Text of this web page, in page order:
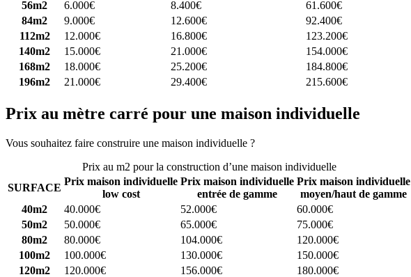
56m2
6.000€ 8.400€
61.600€
84m2
9.000€ 12.600€
92.400€
112m2
12.000€ 16.800€
123.200€
140m2
15.000€ 21.000€
154.000€
168m2
18.000€ 25.200€
184.800€
196m2
21.000€ 29.400€ 215.600€
Prix au mètre carré pour une maison individuelle
Vous souhaitez faire construire une maison individuelle ?
Prix au m2 pour la construction d’une maison individuelle
SURFACE
Prix maison individuelle
low cost
Prix maison individuelle
entrée de gamme
Prix maison individuelle
moyen/haut de gamme
40m2
40.000€ 52.000€
60.000€
50m2
50.000€ 65.000€
75.000€
80m2
80.000€ 104.000€
120.000€
100m2
100.000€ 130.000€
150.000€
120m2
120.000€ 156.000€
180.000€